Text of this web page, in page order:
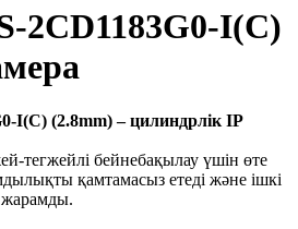
2CD1183G0-I(C)
I(C) (2.8mm) – цилиндрлік IP
тегжейлі бейнебақылау үшін өте
қамтамасыз етеді және ішкі